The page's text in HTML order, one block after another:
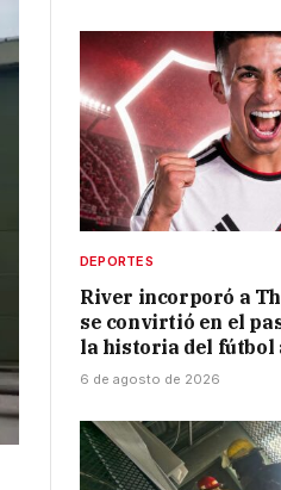
DEPORTES
River incorporó a
se convirtió en el
la historia del
6 de agosto de 2026